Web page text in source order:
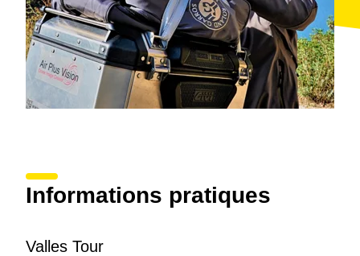
Informations pratiques
Valles Tour